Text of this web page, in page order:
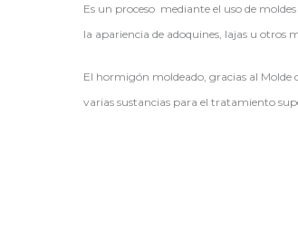
Es un proceso mediante el uso de
la apariencia de adoquines, lajas u otros
El hormigón moldeado, gracias al Molde
varias sustancias para el tratamiento